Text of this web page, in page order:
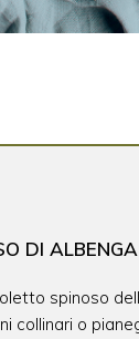
DI ALBENGA
spinoso
collinari o